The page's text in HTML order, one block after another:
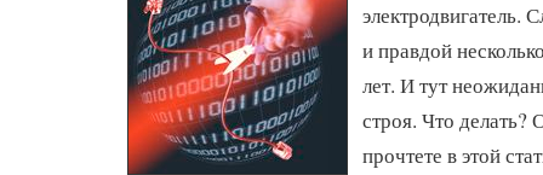
электродвигатель.
и правдой
лет. И тут
строя. Что делать?
прочтете в этой